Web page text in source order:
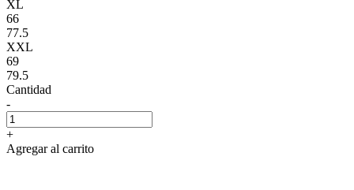
XL
66
77.5
XXL
69
79.5
Cantidad
-
+
Agregar al carrito